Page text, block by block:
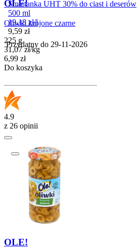
Śmietanka UHT 30% do ciast i deserów
500 ml
19,18 zł/l
Cena
9,59 zł
Przydatny do 29-11-2026
OLE!
Oliwki krojone czarne
225 g
31,07 zł/kg
Cena
6,99 zł
Do koszyka
4.9
z 26 opinii
OLE!